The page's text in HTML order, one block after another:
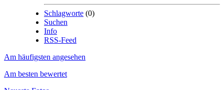
Schlagworte (0)
Suchen
Info
RSS-Feed
Am häufigsten angesehen
Am besten bewertet